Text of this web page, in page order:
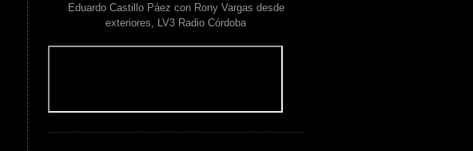
Eduardo Castillo Páez con Rony Vargas desde
exteriores, LV3 Radio Córdoba